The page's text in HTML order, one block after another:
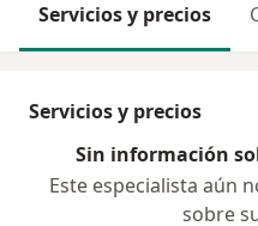
Servicios y precios
Servicios y precios
Sin información
Este especialista aún
sobre